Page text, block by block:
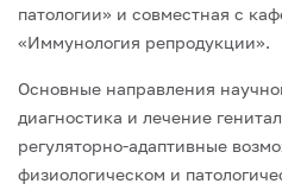
патологии» и совместная с
«Иммунология репродукции».
Основные направления
диагностика и лечение
регуляторно-адаптивные
физиологическом и